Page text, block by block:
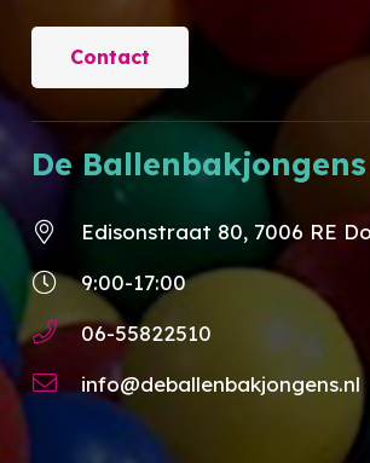
Contact
De Ballenbakjongens
Edisonstraat 80, 7006 RE
9:00-17:00
06-55822510
info@deballenbakjongens.nl